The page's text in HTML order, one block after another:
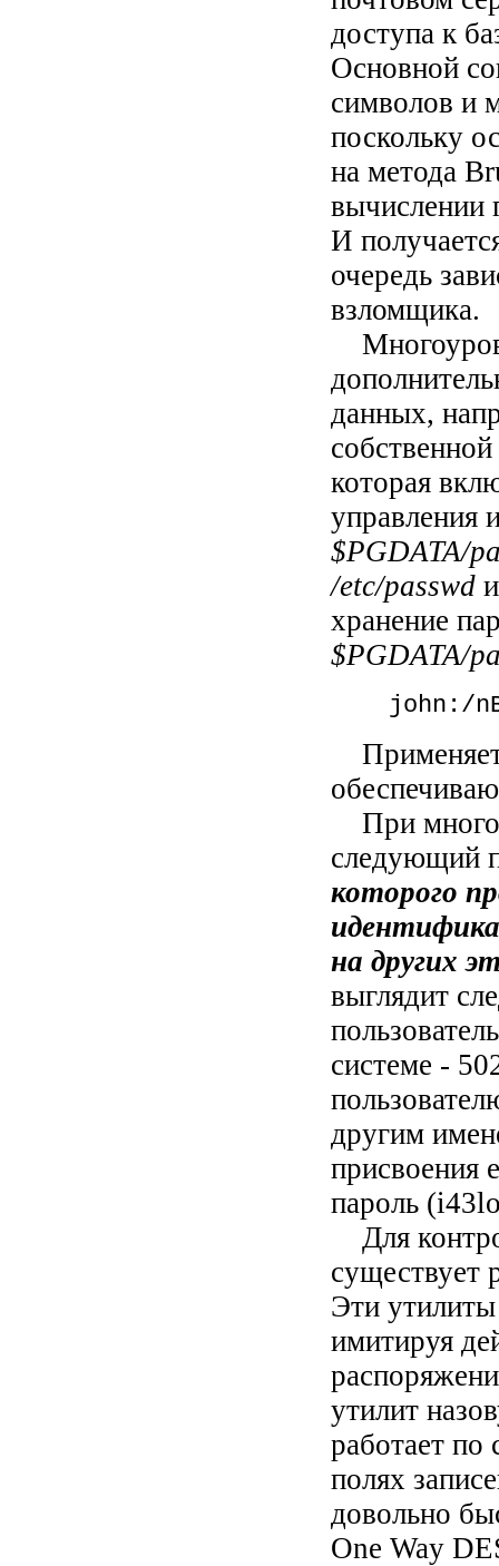
доступа к
Основной
символов и
поскольку
на метода
вычислении
И
очередь
взломщика.
данных,
которая
управления
$PGDATA/
/etc/passwd
хранение
$PGDATA/
john:/
При
следующий
которого
на других
выглядит
системе -
другим
присвоения
пароль
Для
существует
Эти
имитируя
утилит
работает
полях
довольно
One Way